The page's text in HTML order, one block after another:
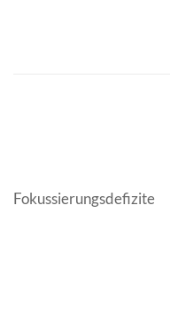
Fokussierungsdefizite